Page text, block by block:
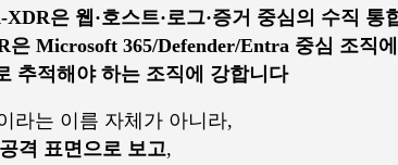
은 웹·호스트·로그·증거 중심의 수직 통
은 Microsoft 365/Defender/Entra 중심 조직
추적해야 하는 조직에 강합니다
라는 이름 자체가 아니라,
격 표면으로 보고,